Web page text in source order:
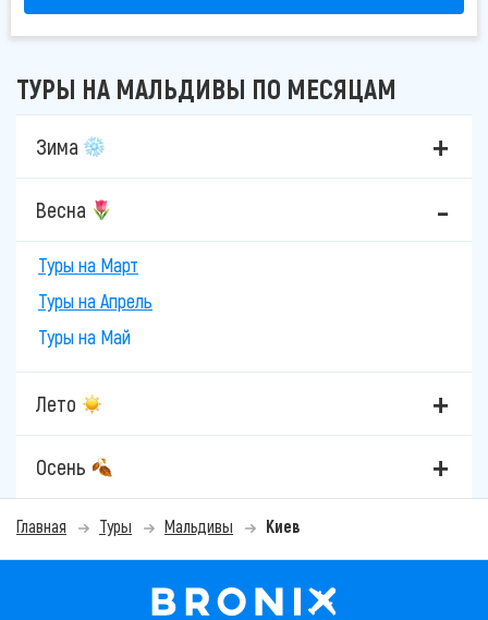
ТУРЫ НА МАЛЬДИВЫ ПО МЕСЯЦАМ
Зима
Весна
Туры на Март
Туры на Апрель
Туры на Май
Лето
Осень
Главная Туры Мальдивы Киев